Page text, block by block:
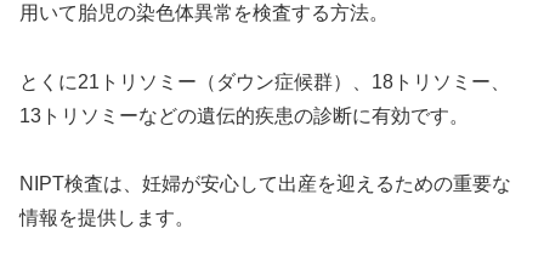
用いて胎児の染色体異常を検査する方法。
とくに21トリソミー（ダウン症候群）、18トリソミー、
13トリソミーなどの遺伝的疾患の診断に有効です。
NIPT検査は、妊婦が安心して出産を迎えるための重要な
情報を提供します。